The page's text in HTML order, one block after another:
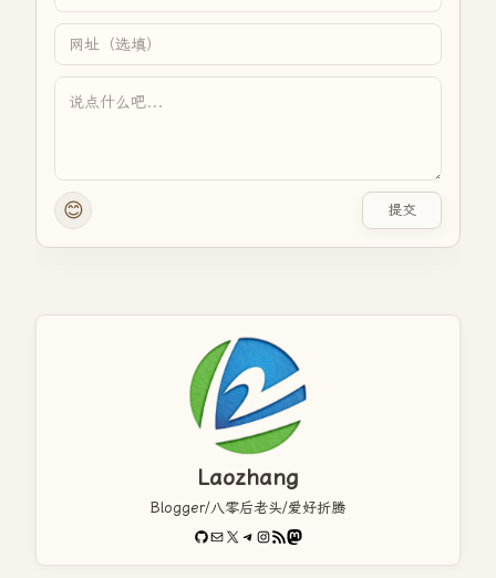
😊 提交
Laozhang
Blogger/八零后老头/爱好折腾
GitHub
电子邮件X Telegram
Instagram
RSS FeedMastodon